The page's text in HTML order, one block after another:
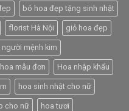
bó hoa đẹp tặng sinh nhật
florist Hà Nội giỏ hoa đẹp
người mệnh kim
hoa mẫu đơn Hoa nhập khẩu
hoa sinh nhật cho nữ
cho nữ hoa tươi